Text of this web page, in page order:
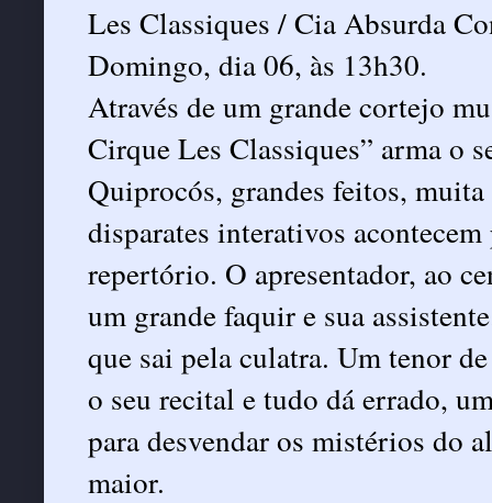
Les Classiques / Cia Absurda
Domingo, dia 06, às 13h30.
Através de um grande cortejo
Cirque Les Classiques” arma o
Quiprocós, grandes feitos, muita
disparates interativos
repertório. O apresentador, ao
um grande faquir e sua
que sai pela culatra. Um tenor
o seu recital e tudo dá errado,
para desvendar os mistérios do
maior.